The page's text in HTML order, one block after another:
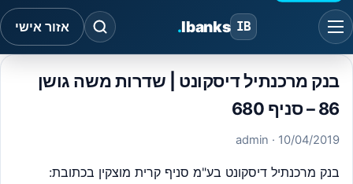
IB
Ibanks
. אזור אישי
בנק מרכנתיל דיסקונט | שדרות משה גושן
86 – סניף 680
10/04/2019
· admin
בנק מרכנתיל דיסקונט בע"מ סניף קרית מוצקין בכתובת: